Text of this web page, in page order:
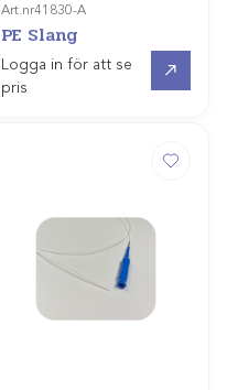
Art.nr41830-A
PE Slang
Logga in för att se
pris